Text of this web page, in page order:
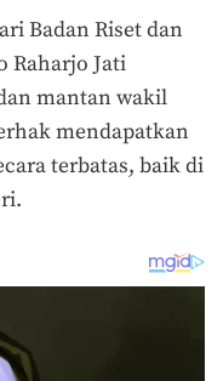
Badan Riset dan
Raharjo Jati
mantan wakil
mendapatkan
terbatas, baik di